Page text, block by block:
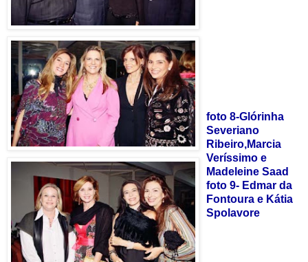
foto 8-Glórinha
Severiano
Ribeiro,Marcia
Veríssimo e
Madeleine Saad
foto 9- Edmar da
Fontoura e Kátia
Spolavore